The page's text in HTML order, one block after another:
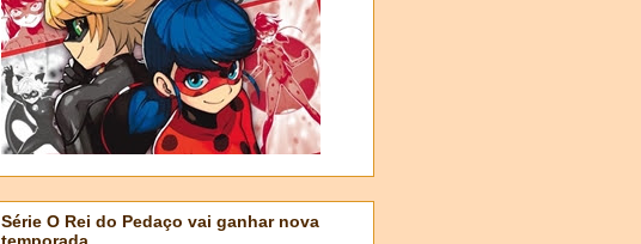
Série O Rei do Pedaço vai ganhar nova